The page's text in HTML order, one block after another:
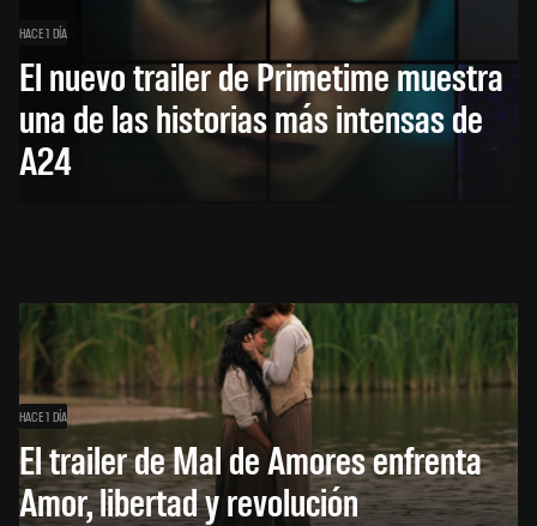
HACE 1 DÍA
El nuevo trailer de Primetime muestra
una de las historias más intensas de
A24
HACE 1 DÍA
El trailer de Mal de Amores enfrenta
Amor, libertad y revolución